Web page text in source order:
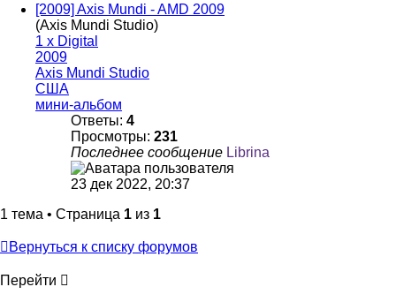
[2009] Axis Mundi - AMD 2009
(Axis Mundi Studio)
1 x Digital
2009
Axis Mundi Studio
США
мини-альбом
Ответы: 4
Просмотры: 231
Последнее сообщение Librina
23 дек 2022, 20:37
1 тема • Страница 1 из 1
Вернуться к списку форумов
Перейти